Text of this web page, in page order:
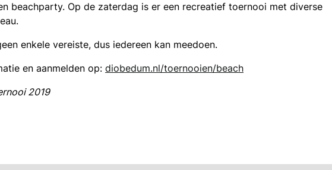
beachparty. Op de zaterdag is er een recreatief toernooi met diverse
enkele vereiste, dus iedereen kan meedoen.
en aanmelden op: diobedum.nl/toernooien/beach
2019